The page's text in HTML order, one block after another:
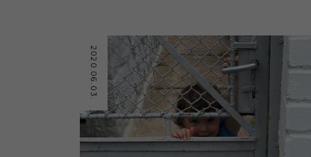
2020.06.03.